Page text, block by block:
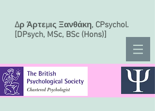
Δρ Άρτεμις Ξανθάκη, CPsychol.
[DPsych, MSc, BSc (Hons)]